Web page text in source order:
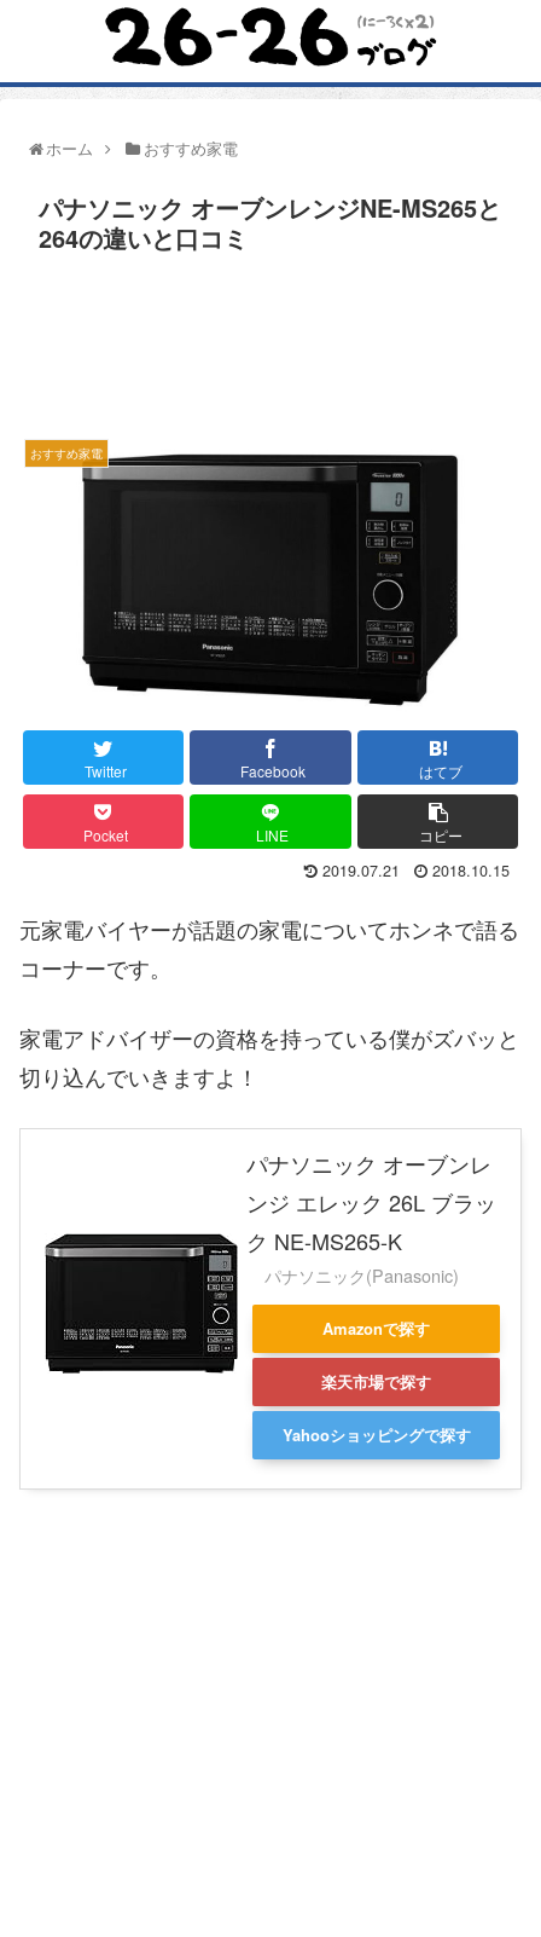
ホーム おすすめ家電
パナソニック オーブンレンジNE-MS265と
264の違いと口コミ
おすすめ家電
Twitter Facebook はてブ
Pocket LINE コピー
2019.07.21 2018.10.15
元家電バイヤーが話題の家電についてホンネで語る
コーナーです。
家電アドバイザーの資格を持っている僕がズバッと
切り込んでいきますよ！
パナソニック オーブンレ
ンジ エレック 26L ブラッ
ク NE-MS265-K
パナソニック(Panasonic)
Amazonで探す
楽天市場で探す
Yahooショッピングで探す